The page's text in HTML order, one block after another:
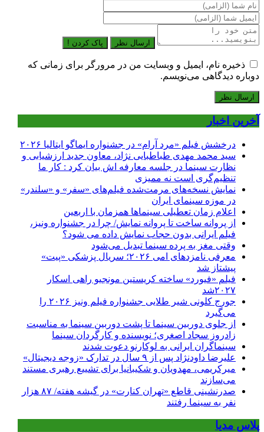
ارسال نظر پاک کردن !
ذخیره نام، ایمیل و وبسایت من در مرورگر برای زمانی که
دوباره دیدگاهی می‌نویسم.
آخرین اخبار
درخشش فیلم «مرد آرام» در جشنواره ایماگو ایتالیا ۲۰۲۶
سید محمد مهدی طباطبایی نژاد، معاون جدید ارزشیابی و
نظارت سینما در جلسه معارفه اش بیان کرد : کار ما
تنظیم‌گری است نه ممیزی
نمایش نسخه‌های مرمت‌شده فیلم‌های «سفر» و «سلندر»
در موزه سینمای ایران
اعلام زمان تعطیلی سینماها همزمان با اربعین
از پروانه ساخت تا پروانه نمایش/ چرا در جشنواره ونیز،
فیلم ایرانی بدون حجاب نمایش داده می شود؟
وقتی مغز به پرده سینما تبدیل می‌شود
معرفی نامزدهای امی ۲۰۲۶؛ سریال پزشکی «پیت»
پیشتاز شد
فیلم «فیورد» ساخته کریستین مونجیو راهی اسکار
۲۰۲۷شد
جورج کلونی شیر طلایی جشنواره فیلم ونیز ۲۰۲۶ را
می‌گیرد
از جلوی دوربین سینما تا پشت دوربین سینما به مناسبت
زادروز سجاد اصغری؛ نویسنده و کارگردان سینما
سینماگران ایرانی به لوکارنو دعوت شدند
علیرضا داودنژاد پس از ۹ سال در تدارک «زوجه دیجیتال»
میرکریمی، مهدویان و شکیبانیا برای تشییع رهبری مستند
می‌سازند
صدرنشینی قاطع «تهران کنارت» در گیشه هفته/ ۸۷ هزار
نفر به سینما رفتند
پلاس مدیا